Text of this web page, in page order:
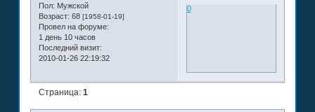
Пол: Мужской
Возраст: 68 [1958-01-19]
Провел на форуме:
1 день 10 часов
Последний визит:
2010-01-26 22:19:32
0
Страница: 1